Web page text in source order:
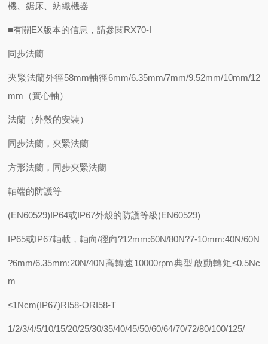
機、鋸床、紡織機器
■有關EX版本的信息，請參閱RX70-I
同步法蘭
夾緊法蘭外徑58mm軸徑6mm/6.35mm/7mm/9.52mm/10mm/12
mm（實心軸）
法蘭（外殼的安裝）
同步法蘭，夾緊法蘭
方形法蘭，同步夾緊法蘭
軸端的防護等
(EN60529)IP64或IP67外殼的防護等級(EN60529)
IP65或IP67軸載，軸向/徑向?12mm:60N/80N?7-10mm:40N/60N
?6mm/6.35mm:20N/40N高轉速10000rpm典型啟動轉矩≤0.5Nc
m
≤1Ncm(IP67)RI58-ORI58-T
1/2/3/4/5/10/15/20/25/30/35/40/45/50/60/64/70/72/80/100/125/